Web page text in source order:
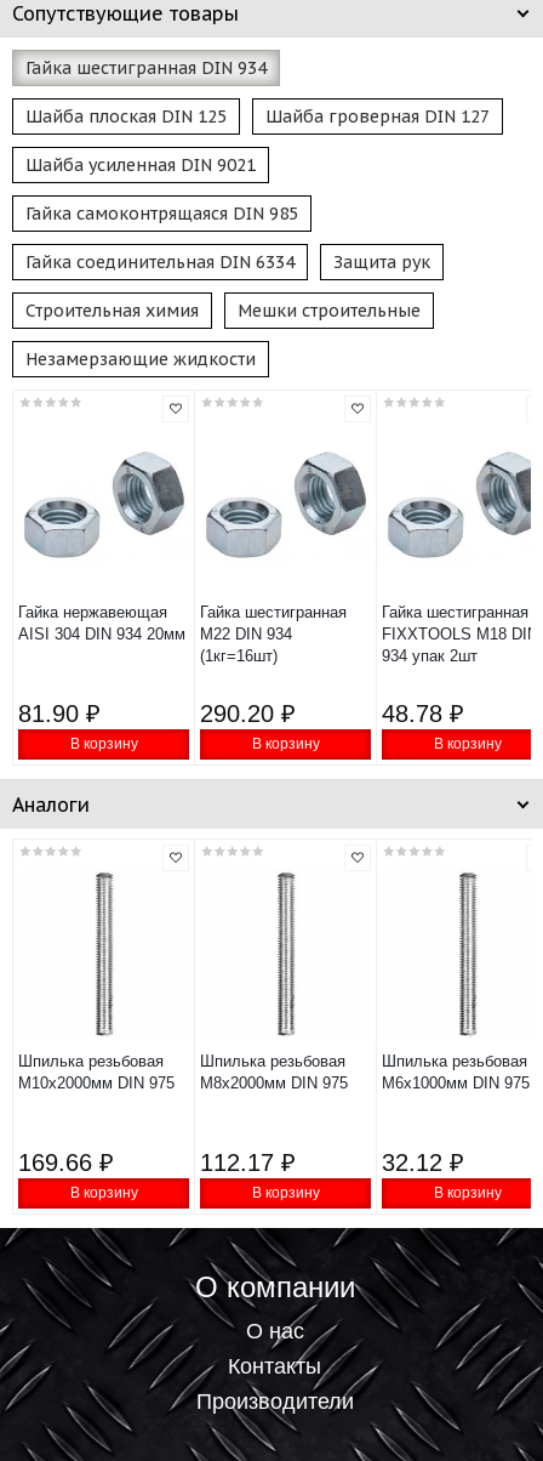
Сопутствующие товары
Гайка шестигранная DIN 934
Шайба плоская DIN 125 Шайба гроверная DIN 127
Шайба усиленная DIN 9021
Гайка самоконтрящаяся DIN 985
Гайка соединительная DIN 6334 Защита рук
Строительная химия Мешки строительные
Незамерзающие жидкости
Гайка нержавеющая
AISI 304 DIN 934 20мм
81.90 ₽
В корзину
Гайка шестигранная
М22 DIN 934
(1кг=16шт)
290.20 ₽
В корзину
Гайка шестигранная
FIXXTOOLS М18 DIN
934 упак 2шт
48.78 ₽
В корзину
Аналоги
Шпилька резьбовая
М10х2000мм DIN 975
169.66 ₽
В корзину
Шпилька резьбовая
М8х2000мм DIN 975
112.17 ₽
В корзину
Шпилька резьбовая
М6х1000мм DIN 975
32.12 ₽
В корзину
О компании
О нас
Контакты
Производители